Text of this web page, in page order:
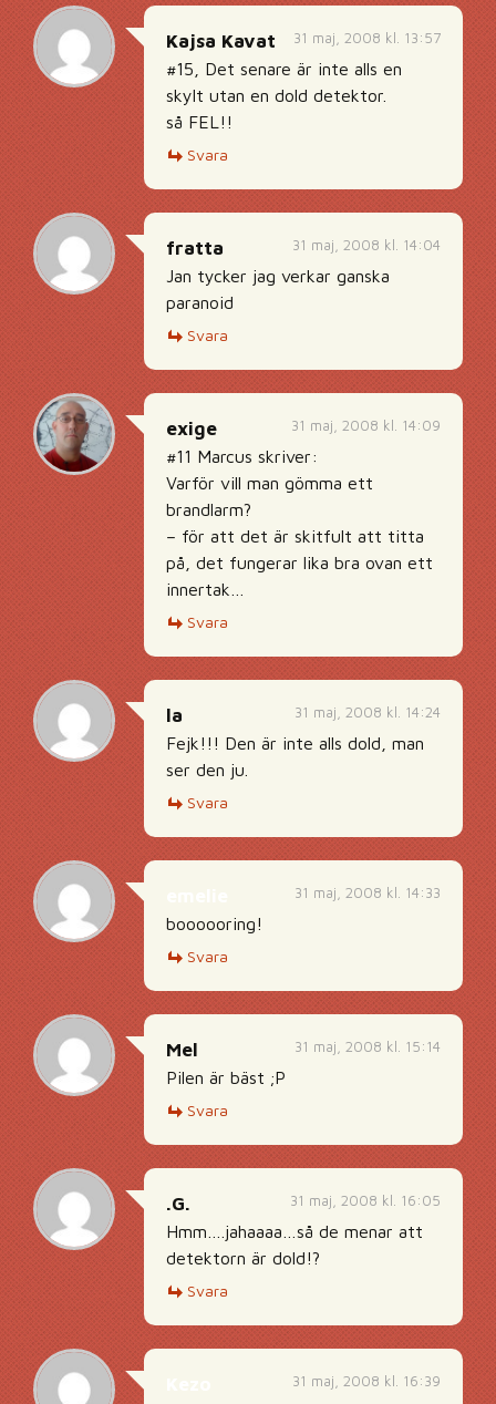
31 maj, 2008 kl. 13:57
Kajsa Kavat
#15, Det senare är inte alls en
skylt utan en dold detektor.
så FEL!!
Svara
31 maj, 2008 kl. 14:04
fratta
Jan tycker jag verkar ganska
paranoid
Svara
31 maj, 2008 kl. 14:09
exige
#11 Marcus skriver:
Varför vill man gömma ett
brandlarm?
– för att det är skitfult att titta
på, det fungerar lika bra ovan ett
innertak…
Svara
31 maj, 2008 kl. 14:24
la
Fejk!!! Den är inte alls dold, man
ser den ju.
Svara
31 maj, 2008 kl. 14:33
boooooring!
Svara
31 maj, 2008 kl. 15:14
Mel
Pilen är bäst ;P
Svara
31 maj, 2008 kl. 16:05
.G.
Hmm….jahaaaa…så de menar att
detektorn är dold!?
Svara
31 maj, 2008 kl. 16:39